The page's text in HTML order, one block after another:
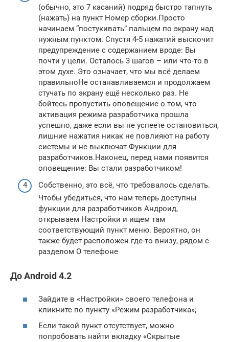
(обычно, это 7 касаний) подряд быстро тапнуть
(нажать) на пункт Номер сборки.Просто
начинаем “постукивать” пальцем по экрану над
нужным пунктом. Спустя 4-5 нажатий выскочит
предупреждение с содержанием вроде: Вы
почти у цели. Осталось 3 шагов – или что-то в
этом духе. Это означает, что мы всё делаем
правильноНе останавливаемся и продолжаем
стучать по экрану ещё несколько раз. Не
бойтесь пропустить оповещение о том, что
активация режима разработчика прошла
успешно, даже если вы не успеете остановиться,
лишние нажатия никак не повлияют на работу
системы и не выключат Функции для
разработчиков.Наконец, перед нами появится
оповещение: Вы стали разработчиком!
Собственно, это всё, что требовалось сделать.
Чтобы убедиться, что нам теперь доступны
функции для разработчиков Андроид,
открываем Настройки и ищем там
соответствующий пункт меню. Вероятно, он
также будет расположен где-то внизу, рядом с
разделом О телефоне
До Android 4.2
Зайдите в «Настройки» своего телефона и
кликните по пункту «Режим разработчика»;
Если такой пункт отсутствует, можно
попробовать найти вкладку «Скрытые